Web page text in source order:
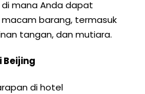
di mana Anda dapat
barang, termasuk
tangan, dan mutiara.
Beijing
di hotel